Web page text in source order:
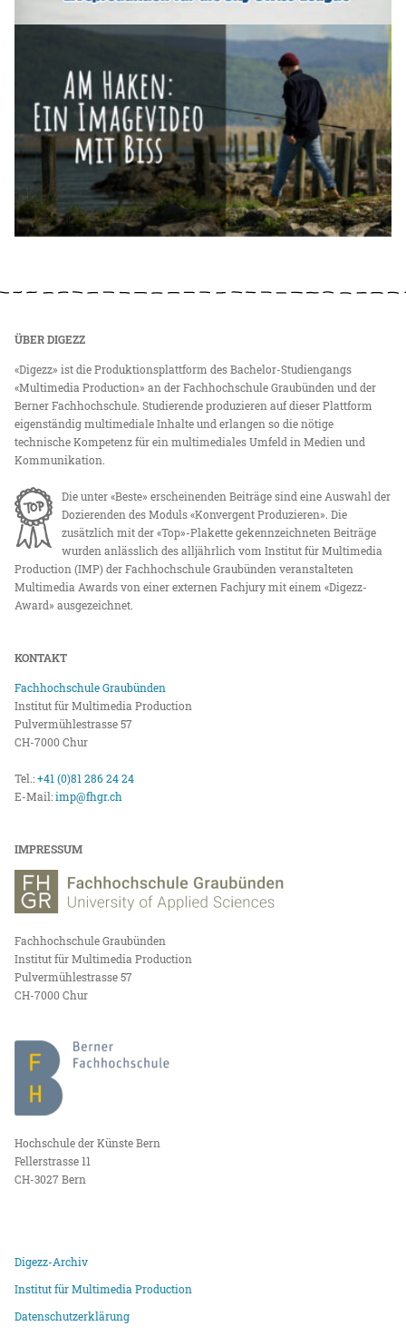
ÜBER DIGEZZ
«Digezz» ist die Produktionsplattform des Bachelor-Studiengangs
«Multimedia Production» an der Fachhochschule Graubünden und der
Berner Fachhochschule. Studierende produzieren auf dieser Plattform
eigenständig multimediale Inhalte und erlangen so die nötige
technische Kompetenz für ein multimediales Umfeld in Medien und
Kommunikation.
Die unter «Beste» erscheinenden Beiträge sind eine Auswahl der
Dozierenden des Moduls «Konvergent Produzieren». Die
zusätzlich mit der «Top»-Plakette gekennzeichneten Beiträge
wurden anlässlich des alljährlich vom Institut für Multimedia
Production (IMP) der Fachhochschule Graubünden veranstalteten
Multimedia Awards von einer externen Fachjury mit einem «Digezz-
Award» ausgezeichnet.
KONTAKT
Fachhochschule Graubünden
Institut für Multimedia Production
Pulvermühlestrasse 57
CH-7000 Chur
Tel.:+41 (0)81 286 24 24
E-Mail:imp@fhgr.ch
IMPRESSUM
Fachhochschule Graubünden
Institut für Multimedia Production
Pulvermühlestrasse 57
CH-7000 Chur
Hochschule der Künste Bern
Fellerstrasse 11
CH-3027 Bern
Digezz-Archiv
Institut für Multimedia Production
Datenschutzerklärung